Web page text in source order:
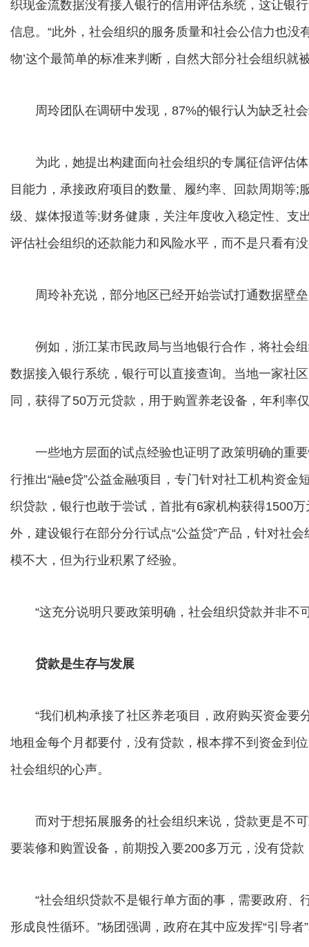
织现金流数据没有接入银行的信用评估系统，这让银
信息。“此外，社会组织的服务质量和社会公信力也没
物’这个最简单的标准来判断，自然大部分社会组织就
周玲团队在调研中发现，87%的银行认为缺乏社会
为此，她提出构建面向社会组织的专属征信评估体
目能力，承接政府项目的数量、履约率、回款周期等;
级、媒体报道等;财务健康，关注年度收入稳定性、支
评估社会组织的还款能力和风险水平，而不是只看有
周玲补充说，部分地区已经开始尝试打通数据壁
例如，浙江某市民政局与当地银行合作，将社会组
数据接入银行系统，银行可以直接查询。当地一家社
同，获得了50万元贷款，用于购置养老设备，年利率
一些地方层面的试点经验也证明了政策明确的重要
行推出“融e贷”公益金融项目，专门针对社工机构资
织贷款，银行也敢于尝试，首批有6家机构获得1500
外，建设银行在部分分行试点“公益贷”产品，针对社
模不大，但为行业积累了经验。
“这充分说明只要政策明确，社会组织贷款并非不
贷款是生存与发展
“我们机构承接了社区养老项目，政府购买资金要
地租金每个月都要付，没有贷款，根本撑不到资金到
社会组织的心声。
而对于想拓展服务的社会组织来说，贷款更是不可
要装修和购置设备，前期投入要200多万元，没有贷款
“社会组织贷款不是银行单方面的事，需要政府、
形成良性循环。”杨团强调，政府在其中应发挥“引导者